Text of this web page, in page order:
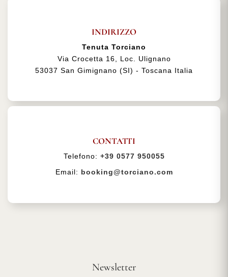
INDIRIZZO
Tenuta Torciano
Via Crocetta 16, Loc. Ulignano
53037 San Gimignano (SI) - Toscana Italia
CONTATTI
Telefono: +39 0577 950055
Email: booking@torciano.com
Newsletter